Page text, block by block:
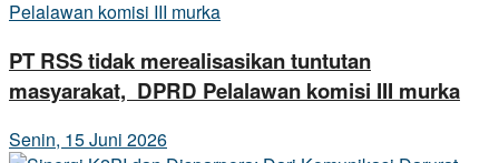
PT RSS tidak merealisasikan tuntutan
masyarakat, DPRD Pelalawan komisi III murka
Senin, 15 Juni 2026